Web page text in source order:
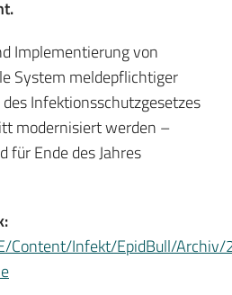
Implementierung von
System meldepflichtiger
Infektionsschutzgesetzes
modernisiert werden –
für Ende des Jahres
Content/Infekt/EpidBull/